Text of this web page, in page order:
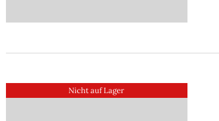
Nicht auf Lager